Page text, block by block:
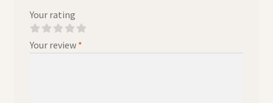
Your rating
Your review *